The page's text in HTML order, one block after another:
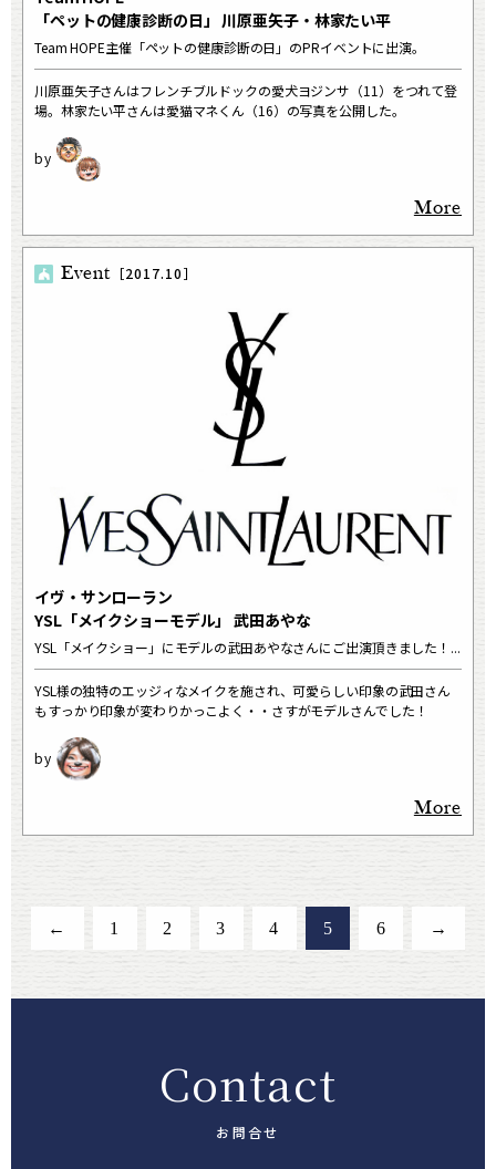
「ペットの健康診断の日」 川原亜矢子・林家たい平
Team HOPE主催「ペットの健康診断の日」のPRイベントに出演。
川原亜矢子さんはフレンチブルドックの愛犬ヨジンサ（11）をつれて登
場。林家たい平さんは愛猫マネくん（16）の写真を公開した。
More
Event ［2017.10］
イヴ・サンローラン
YSL「メイクショーモデル」 武田あやな
YSL「メイクショー」にモデルの武田あやなさんにご出演頂きました！...
YSL様の独特のエッジィなメイクを施され、可愛らしい印象の武田さん
もすっかり印象が変わりかっこよく・・さすがモデルさんでした！
More
← 1 2 3 4 5 6 →
Contact
お問合せ